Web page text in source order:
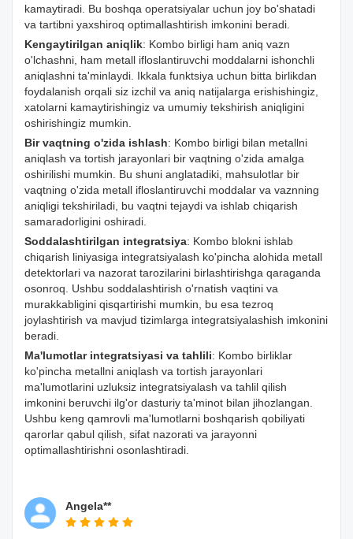
kamaytiradi. Bu boshqa operatsiyalar uchun joy bo'shatadi
va tartibni yaxshiroq optimallashtirish imkonini beradi.
Kengaytirilgan aniqlik: Kombo birligi ham aniq vazn
o'lchashni, ham metall ifloslantiruvchi moddalarni ishonchli
aniqlashni ta'minlaydi. Ikkala funktsiya uchun bitta birlikdan
foydalanish orqali siz izchil va aniq natijalarga erishishingiz,
xatolarni kamaytirishingiz va umumiy tekshirish aniqligini
oshirishingiz mumkin.
Bir vaqtning o'zida ishlash: Kombo birligi bilan metallni
aniqlash va tortish jarayonlari bir vaqtning o'zida amalga
oshirilishi mumkin. Bu shuni anglatadiki, mahsulotlar bir
vaqtning o'zida metall ifloslantiruvchi moddalar va vaznning
aniqligi tekshiriladi, bu vaqtni tejaydi va ishlab chiqarish
samaradorligini oshiradi.
Soddalashtirilgan integratsiya: Kombo blokni ishlab
chiqarish liniyasiga integratsiyalash ko'pincha alohida metall
detektorlari va nazorat tarozilarini birlashtirishga qaraganda
osonroq. Ushbu soddalashtirish o'rnatish vaqtini va
murakkabligini qisqartirishi mumkin, bu esa tezroq
joylashtirish va mavjud tizimlarga integratsiyalashish imkonini
beradi.
Ma'lumotlar integratsiyasi va tahlili: Kombo birliklar
ko'pincha metallni aniqlash va tortish jarayonlari
ma'lumotlarini uzluksiz integratsiyalash va tahlil qilish
imkonini beruvchi ilg'or dasturiy ta'minot bilan jihozlangan.
Ushbu keng qamrovli ma'lumotlarni boshqarish qobiliyati
qarorlar qabul qilish, sifat nazorati va jarayonni
optimallashtirishni osonlashtiradi.
Angela**